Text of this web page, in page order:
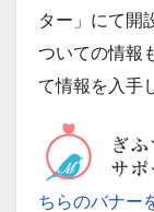
ター」にて開
ついての情報
て情報を入手
ちらのバナー